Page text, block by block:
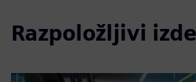
Razpoložljivi